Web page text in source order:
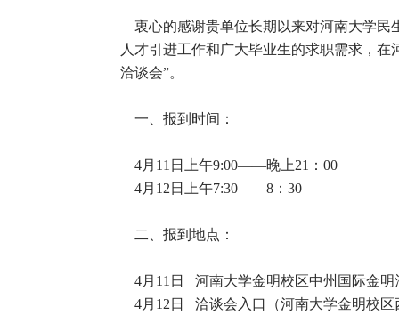
衷心的感谢贵单位长期以来对河南大学民
人才引进工作和广大毕业生的求职需求，在
洽谈会”。
一、报到时间：
4月11日上午9:00——晚上21：00
4月12日上午7:30——8：30
二、报到地点：
4月11日 河南大学金明校区中州国际金明
4月12日 洽谈会入口（河南大学金明校区